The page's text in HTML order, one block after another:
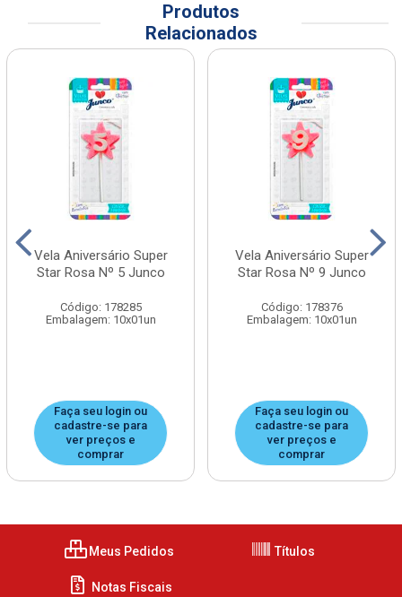
Produtos
Relacionados
Vela Aniversário Super
Star Rosa Nº 5 Junco
Código: 178285
Embalagem: 10x01un
Faça seu login ou
cadastre-se para
ver preços e
comprar
Vela Aniversário Super
Star Rosa Nº 9 Junco
Código: 178376
Embalagem: 10x01un
Faça seu login ou
cadastre-se para
ver preços e
comprar
Meus Pedidos Títulos
Notas Fiscais